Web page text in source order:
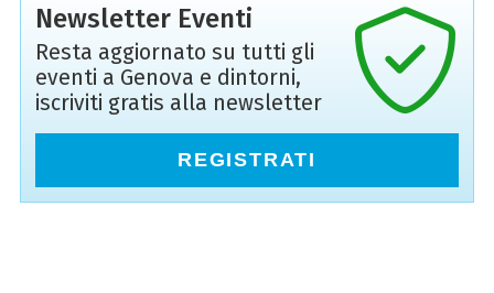
Newsletter Eventi
Resta aggiornato su tutti gli
eventi a Genova e dintorni,
iscriviti gratis alla newsletter
REGISTRATI